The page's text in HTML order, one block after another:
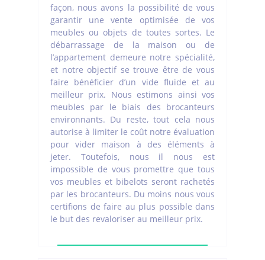
façon, nous avons la possibilité de vous
garantir une vente optimisée de vos
meubles ou objets de toutes sortes. Le
débarrassage de la maison ou de
l’appartement demeure notre spécialité,
et notre objectif se trouve être de vous
faire bénéficier d’un vide fluide et au
meilleur prix. Nous estimons ainsi vos
meubles par le biais des brocanteurs
environnants. Du reste, tout cela nous
autorise à limiter le coût notre évaluation
pour vider maison à des éléments à
jeter. Toutefois, nous il nous est
impossible de vous promettre que tous
vos meubles et bibelots seront rachetés
par les brocanteurs. Du moins nous vous
certifions de faire au plus possible dans
le but des revaloriser au meilleur prix.